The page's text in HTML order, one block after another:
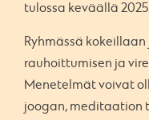
tulossa keväällä
Ryhmässä
rauhoittumisen ja
Menetelmät voivat
joogan, meditaation